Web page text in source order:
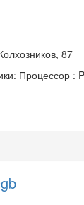
87
Процессор :